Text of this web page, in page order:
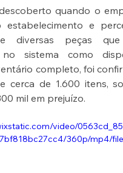
quando o
estabelecimento e
diversas peças
sistema como
completo, foi
cerca de 1.600 itens,
mil em prejuízo.
video/
360p/mp4/